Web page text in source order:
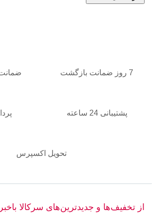
7 روز ضمانت بازگشت
پشتیبانی 24 ساعته
تحویل اکسپرس
از تخفیف‌ها و جدیدترین‌های سرکالا